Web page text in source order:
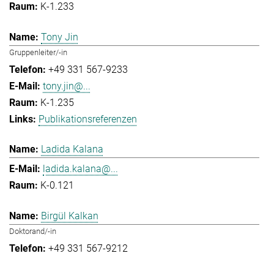
K-1.233
Tony Jin
Gruppenleiter/-in
+49 331 567-9233
tony.jin@...
K-1.235
Publikationsreferenzen
Ladida Kalana
ladida.kalana@...
K-0.121
Birgül Kalkan
Doktorand/-in
+49 331 567-9212